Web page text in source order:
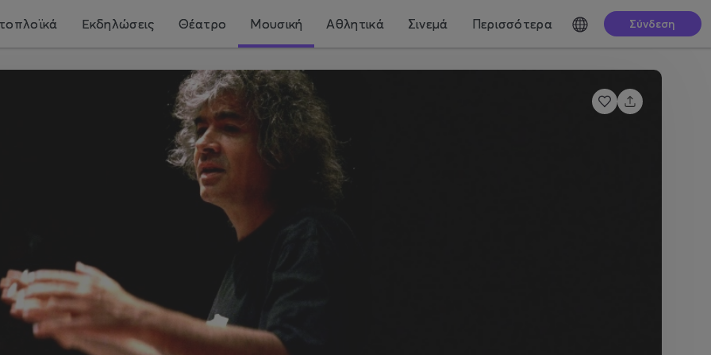
Εκδηλώσεις Θέατρο Μουσική Αθλητικά Σινεμά Περισσότερα Σύνδεση